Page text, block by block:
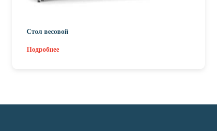
Стол весовой
Подробнее